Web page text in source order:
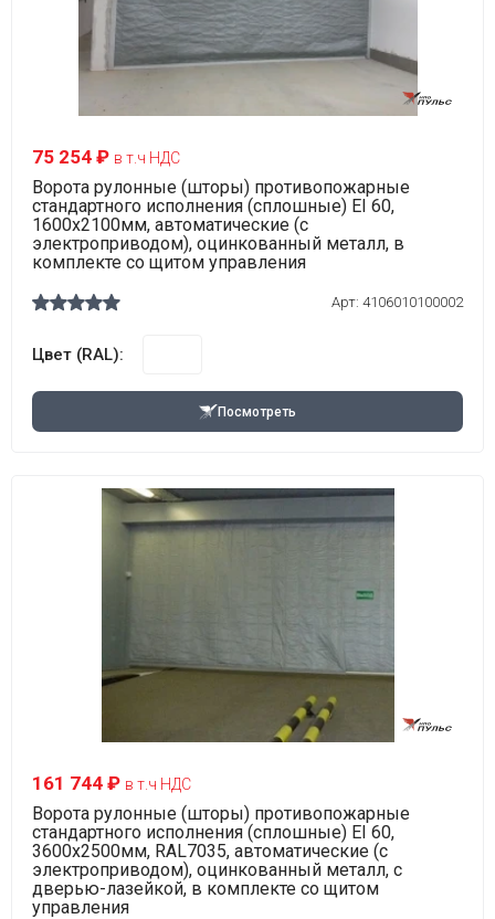
75 254 ₽ в т.ч НДС
Ворота рулонные (шторы) противопожарные
стандартного исполнения (сплошные) EI 60,
1600х2100мм, автоматические (с
электроприводом), оцинкованный металл, в
комплекте со щитом управления
Арт: 4106010100002
Цвет (RAL):
Посмотреть
161 744 ₽ в т.ч НДС
Ворота рулонные (шторы) противопожарные
стандартного исполнения (сплошные) EI 60,
3600х2500мм, RAL7035, автоматические (с
электроприводом), оцинкованный металл, с
дверью-лазейкой, в комплекте со щитом
управления